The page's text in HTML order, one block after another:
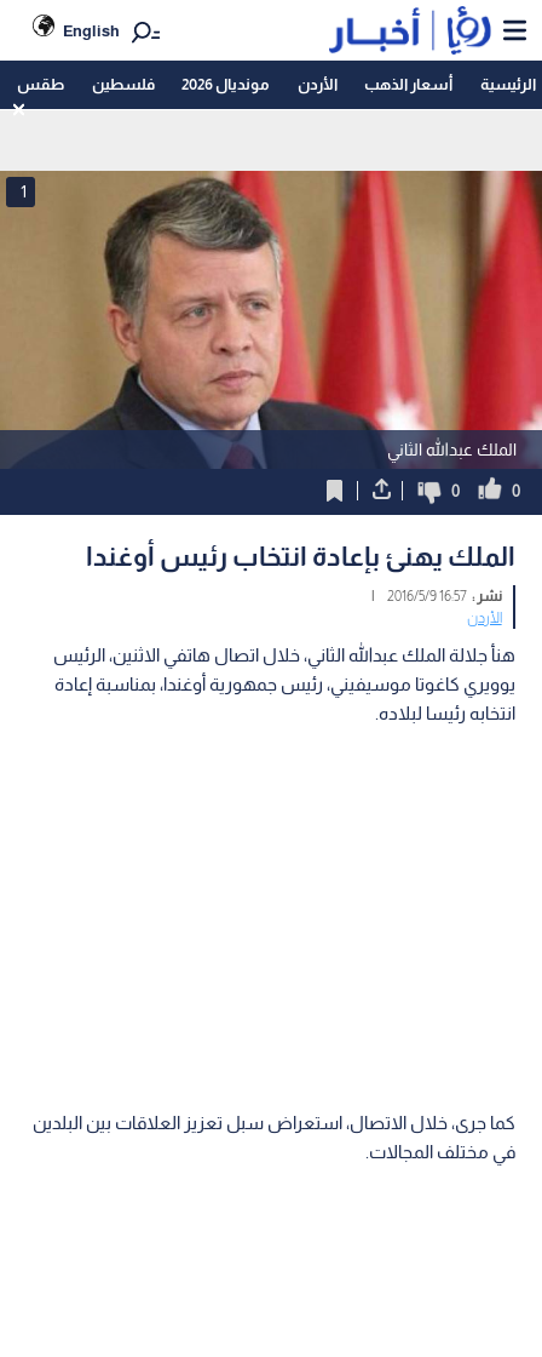
English
الرئيسية أسعار الذهب الأردن مونديال 2026 فلسطين طقس
الملك عبدالله الثاني
1
0
0
الملك يهنئ بإعادة انتخاب رئيس أوغندا
نشر :16:57 2016/5/9
|
الأردن
هنأ جلالة الملك عبدالله الثاني، خلال اتصال هاتفي الاثنين، الرئيس
يوويري كاغوتا موسيفيني، رئيس جمهورية أوغندا، بمناسبة إعادة
انتخابه رئيسا لبلاده.
كما جرى، خلال الاتصال، استعراض سبل تعزيز العلاقات بين البلدين
في مختلف المجالات.